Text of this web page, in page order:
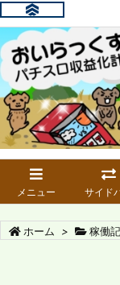
メニュー サイド
ホーム > 稼働